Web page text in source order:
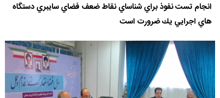
انجام تست نفوذ براي شناساي نقاط ضعف فضاي سايبري دستگاه
هاي اجرايي يك ضرورت است